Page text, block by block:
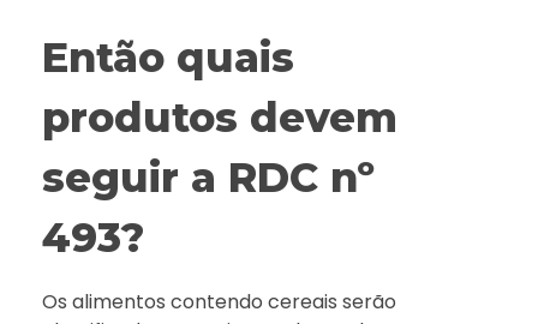
Então quais
produtos devem
seguir a RDC nº
493?
Os alimentos contendo cereais serão